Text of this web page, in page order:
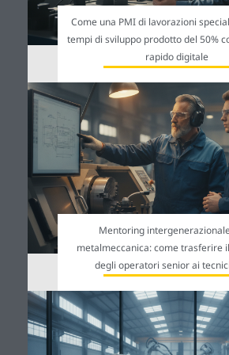
Come una PMI di lavorazioni
tempi di sviluppo prodotto del 50%
rapido digitale
Mentoring
metalmeccanica: come trasferire
degli operatori senior ai